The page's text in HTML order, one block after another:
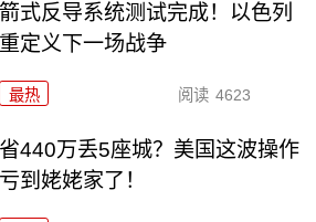
箭式反导系统测试完成！以色列
重定义下一场战争
最热 阅读 4623
省440万丢5座城？美国这波操作
亏到姥姥家了！